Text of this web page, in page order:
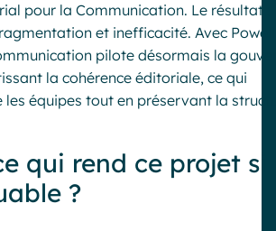
pour la Communication. Le résultat :
et inefficacité. Avec Powell
pilote désormais la
la cohérence éditoriale, ce qui
les équipes tout en préservant la
qui rend ce projet si
?